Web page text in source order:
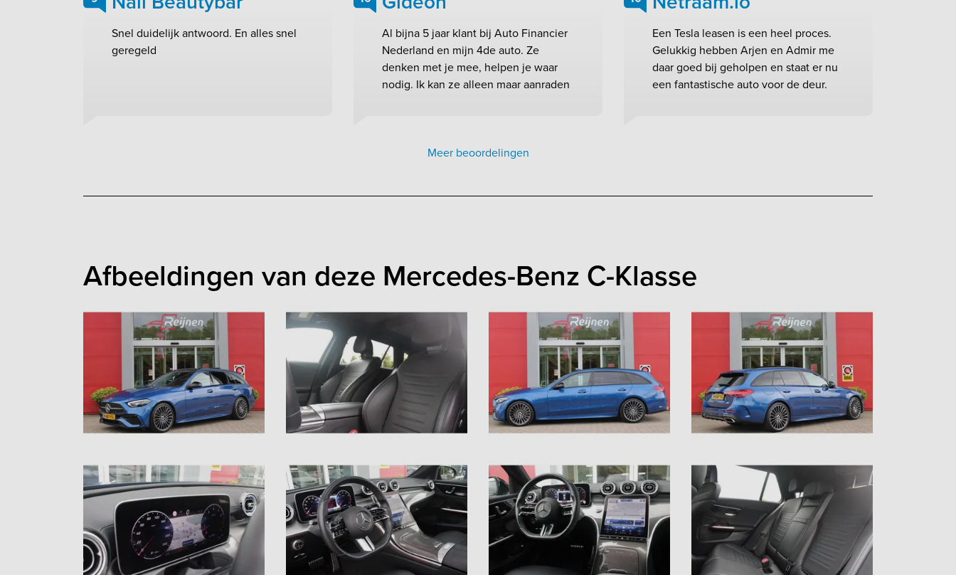
Snel duidelijk antwoord. En alles snel
geregeld
Al bijna 5 jaar klant bij Auto Financier
Nederland en mijn 4de auto. Ze
denken met je mee, helpen je waar
nodig. Ik kan ze alleen maar aanraden
Een Tesla leasen is een heel proces.
Gelukkig hebben Arjen en Admir me
daar goed bij geholpen en staat er nu
een fantastische auto voor de deur.
Meer beoordelingen
Afbeeldingen van deze Mercedes-Benz C-Klasse